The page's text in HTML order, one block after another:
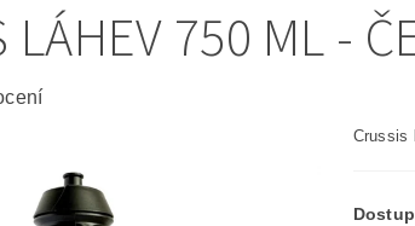
LÁHEV 750 ML -
Crussis